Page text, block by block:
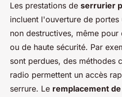
Les prestations de serrurier
incluent l'ouverture de portes
non destructives, même
ou de haute sécurité. Par
sont perdues, des méthodes
radio permettent un accès
serrure. Le remplacement